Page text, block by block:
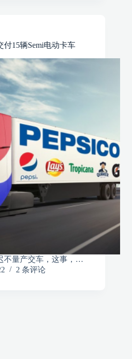
15辆Semi电动卡车
不量产交车，这事，…
2 条评论